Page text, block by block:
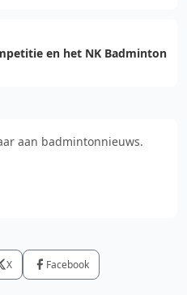
en het NK Badminton
aan badmintonnieuws.
X Facebook